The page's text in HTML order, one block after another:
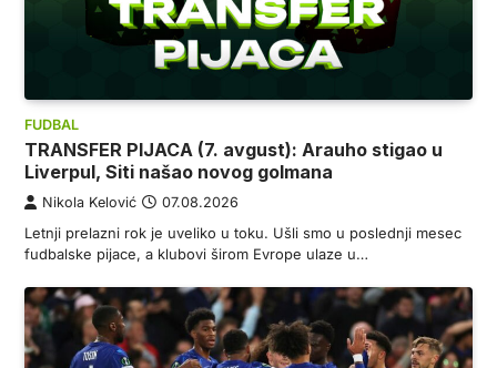
FUDBAL
TRANSFER PIJACA (7. avgust): Arauho stigao u
Liverpul, Siti našao novog golmana
Nikola Kelović 07.08.2026
Letnji prelazni rok je uveliko u toku. Ušli smo u poslednji mesec
fudbalske pijace, a klubovi širom Evrope ulaze u…